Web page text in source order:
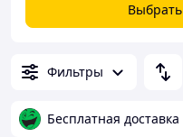
Фильтры
Бесплатная доставка